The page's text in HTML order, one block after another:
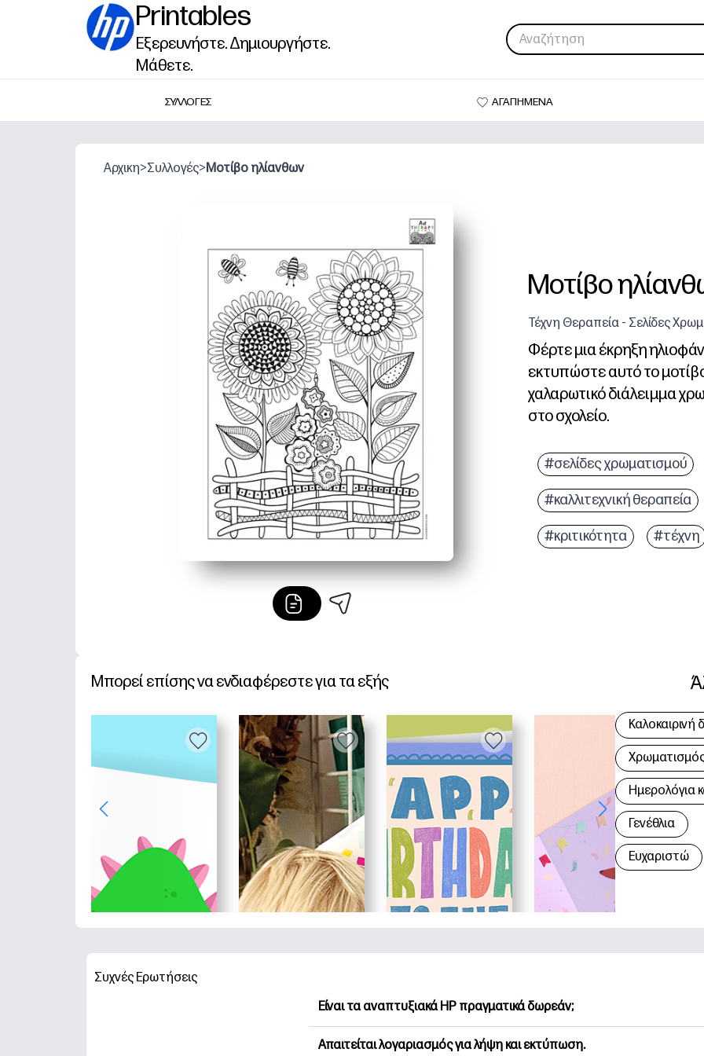
Printables
Εξερευνήστε. Δημιουργήστε.
Μάθετε.
ΣΥΛΛΟΓΕΣ ΑΓΑΠΗΜΕΝΑ
Αρχικη>Συλλογές>Μοτίβο ηλίανθων
Μοτίβο
Τέχνη Θεραπεία - Σελίδες
Φέρτε μια έκρηξη
εκτυπώστε αυτό το
χαλαρωτικό διάλειμμα
στο σχολείο.
Ευκολία εκτύπωσης και
Φυσικά
Συναρπαστική
Ευέλικτο για το σπίτι
#σελίδες χρωματισμού
#καλλιτεχνική θεραπεία
#κριτικότητα #τέχνη
Μπορεί επίσης να ενδιαφέρεστε για τα εξής
Καλοκαιρινή
Χρωματισμός
Hμερολόγια
Γενέθλια
Ευχαριστώ
Συχνές Ερωτήσεις
Είναι τα αναπτυξιακά HP πραγματικά δωρεάν;
Η HP Printables προσφέρει 2,500+ δωρεάν εκτυπώσιμα για λήψη και
Απαιτείται λογαριασμός για λήψη και εκτύπωση.